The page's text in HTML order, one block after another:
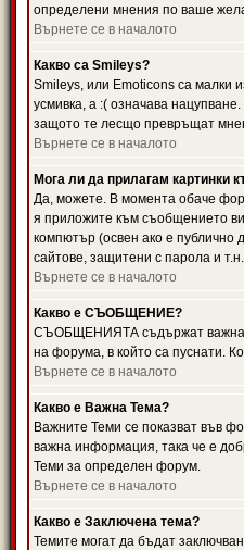
определени мнения по ваше
Върнете се в началото
Какво са Smileys?
Smileys, или Emoticons са малки
усмивка, а :( означава
защото те лесщо превръщат
Върнете се в началото
Мога ли да прилагам картинки
Да, можете. В момента обаче
я приложите към съобщението
компютър (освен ако е
сайтове, защитени с парола и
Върнете се в началото
Какво е СЪОБЩЕНИЕ?
СЪОБЩЕНИЯТА съдържат важна
на форума, в който са пуснати.
Върнете се в началото
Какво е Важна Тема?
Важните Теми се показват във
важна информация, така че е
Теми за определен форум.
Върнете се в началото
Какво е Заключена тема?
Темите могат да бъдат